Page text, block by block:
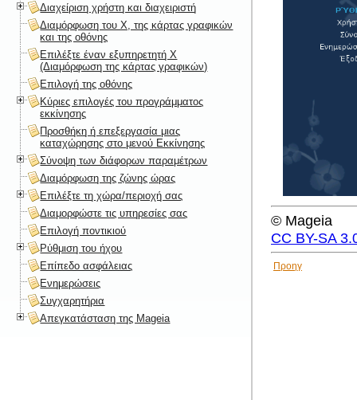
© Mageia
CC BY-SA
Προηγ
Διαχείριση χρήστη και διαχειριστή
Διαμόρφωση του X, της κάρτας γραφικών
και της οθόνης
Επιλέξτε έναν εξυπηρετητή X
(Διαμόρφωση της κάρτας γραφικών)
Επιλογή της οθόνης
Κύριες επιλογές του προγράμματος
εκκίνησης
Προσθήκη ή επεξεργασία μιας
καταχώρησης στο μενού Εκκίνησης
Σύνοψη των διάφορων παραμέτρων
Διαμόρφωση της ζώνης ώρας
Επιλέξτε τη χώρα/περιοχή σας
Διαμορφώστε τις υπηρεσίες σας
Επιλογή ποντικιού
Ρύθμιση του ήχου
Επίπεδο ασφάλειας
Ενημερώσεις
Συγχαρητήρια
Απεγκατάσταση της Mageia